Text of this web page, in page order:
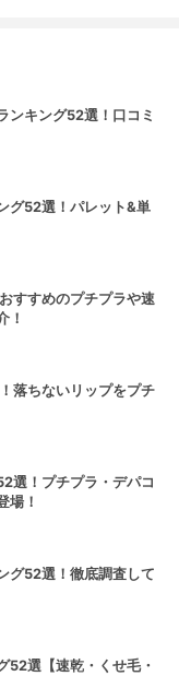
ンキング52選！口コミ
グ52選！パレット&単
すすめのプチプラや速
！
落ちないリップをプチ
選！プチプラ・デパコ
場！
グ52選！徹底調査して
52選【速乾・くせ毛・